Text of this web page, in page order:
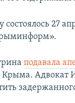
27
подавала
Адвокат